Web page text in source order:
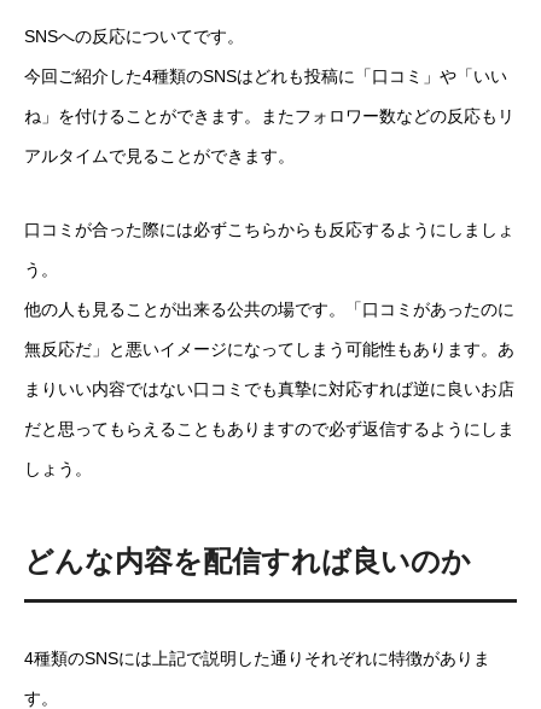
SNSへの反応についてです。
今回ご紹介した4種類のSNSはどれも投稿に「口コミ」や「いい
ね」を付けることができます。またフォロワー数などの反応もリ
アルタイムで見ることができます。
口コミが合った際には必ずこちらからも反応するようにしましょ
う。
他の人も見ることが出来る公共の場です。「口コミがあったのに
無反応だ」と悪いイメージになってしまう可能性もあります。あ
まりいい内容ではない口コミでも真摯に対応すれば逆に良いお店
だと思ってもらえることもありますので必ず返信するようにしま
しょう。
どんな内容を配信すれば良いのか
4種類のSNSには上記で説明した通りそれぞれに特徴がありま
す。